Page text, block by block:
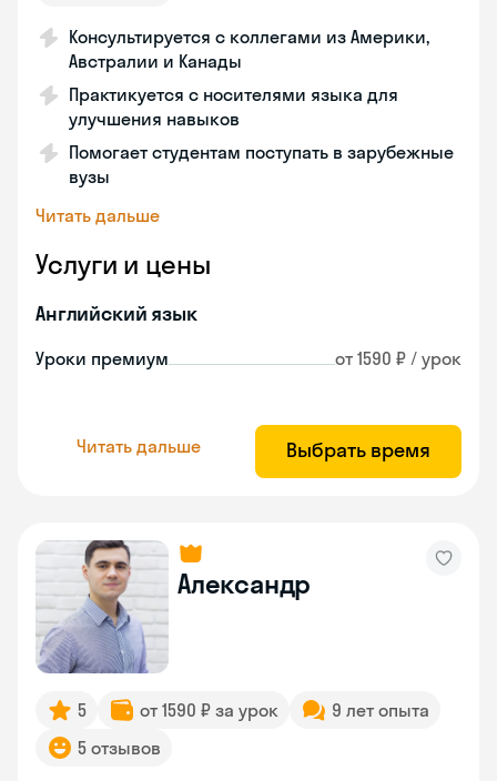
Консультируется с коллегами из Америки,
Австралии и Канады
Практикуется с носителями языка для
улучшения навыков
Помогает студентам поступать в зарубежные
вузы
Читать дальше
Услуги и цены
Английский язык
Уроки премиум от 1590 ₽ / урок
Читать дальше Выбрать время
Александр
5 от 1590 ₽ за урок
9 лет опыта
5 отзывов